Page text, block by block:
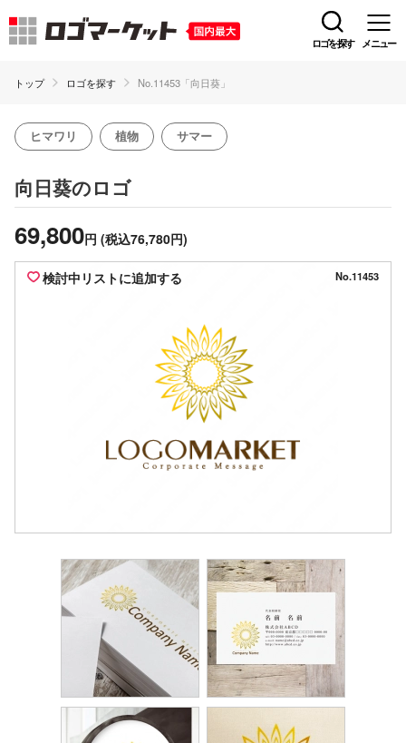
ロゴを探す メニュー
トップ ロゴを探す No.11453「向日葵」
ヒマワリ 植物 サマー
向日葵のロゴ
69,800円 (税込76,780円)
検討中リストに追加する No.11453